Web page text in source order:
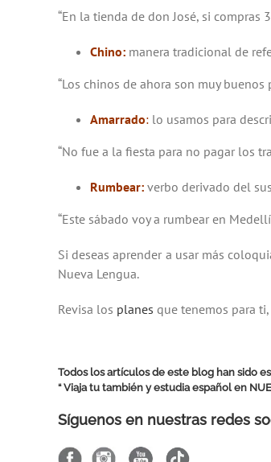
“En la tienda de don José, si compras
Chino: manera tradicional de
“Los chinos de ahora son muy buenos
Amarrado:lo usamos para
“No fue a la fiesta para no pagar los
Rumbear: verbo derivado del
“Este sábado voy a rumbear en
Si deseas aprender a usar más
Nueva Lengua.
Revisa los planes que tenemos para
Todos los artículos de este blog han sido
“ Viaja tu también y estudia español en
Síguenos en nuestras redes